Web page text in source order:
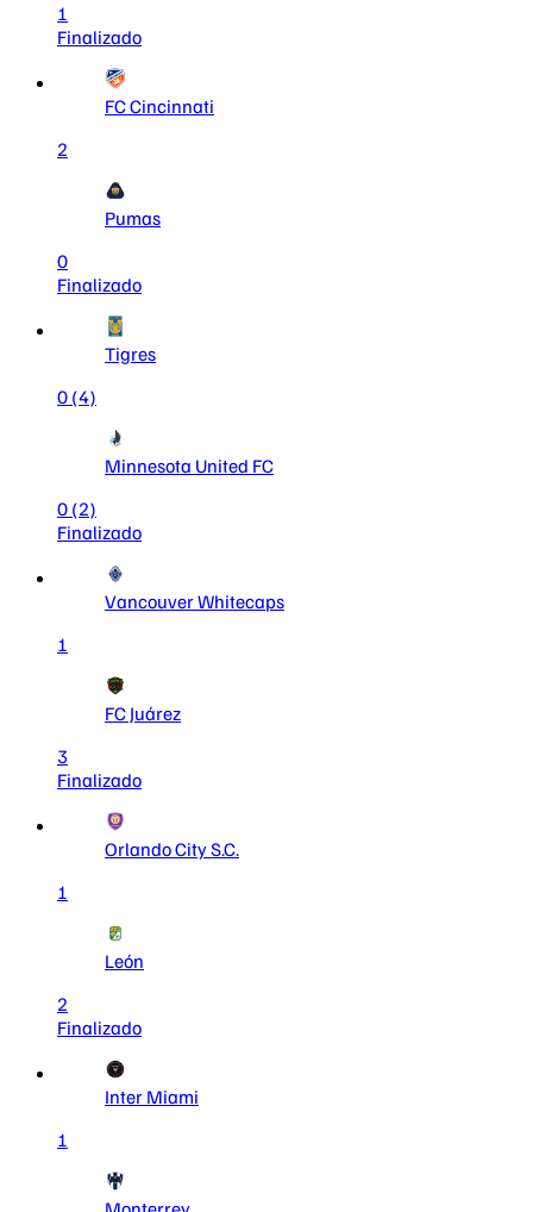
1
Finalizado
FC Cincinnati
2
Pumas
0
Finalizado
Tigres
0 (4)
Minnesota United FC
0 (2)
Finalizado
Vancouver Whitecaps
1
FC Juárez
3
Finalizado
Orlando City S.C.
1
León
2
Finalizado
Inter Miami
1